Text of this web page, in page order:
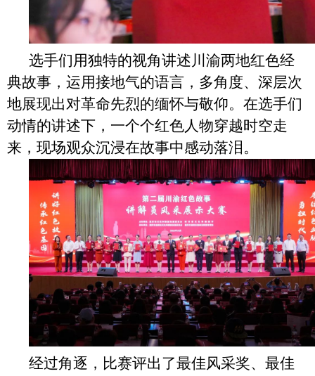
选手们用独特的视角讲述川渝两地红色经
典故事，运用接地气的语言，多角度、深层次
地展现出对革命先烈的缅怀与敬仰。 在选手们
动情的讲述下 ，一个个红色人物穿越时空走
来，现场观众沉浸在故事中感动落泪。
经过角逐 ， 比赛评出了最佳风采奖、最佳